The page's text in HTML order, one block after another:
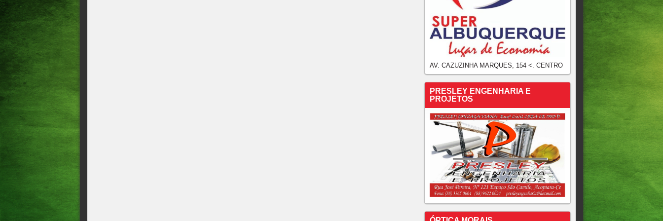
AV. CAZUZINHA MARQUES, 154 <. CENTRO
PRESLEY ENGENHARIA E
PROJETOS